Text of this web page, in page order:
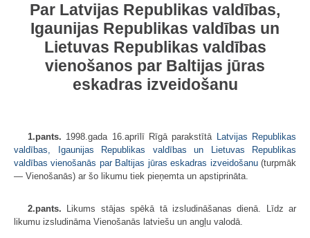
Par Latvijas Republikas valdības,
Igaunijas Republikas valdības un
Lietuvas Republikas valdības
vienošanos par Baltijas jūras
eskadras izveidošanu
1.pants. 1998.gada 16.aprīlī Rīgā parakstītā
Latvijas Republikas
valdības, Igaunijas Republikas valdības un Lietuvas Republikas
valdības vienošanās par Baltijas jūras eskadras izveidošanu(turpmāk
— Vienošanās) ar šo likumu tiek pieņemta un apstiprināta.
2.pants. Likums stājas spēkā tā izsludināšanas dienā. Līdz ar
likumu izsludināma Vienošanās latviešu un angļu valodā.